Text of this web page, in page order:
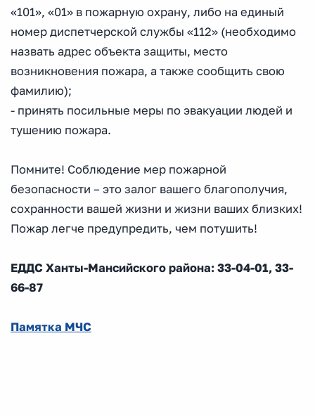
«101», «01» в пожарную охрану, либо на единый
номер диспетчерской службы «112» (необходимо
назвать адрес объекта защиты, место
возникновения пожара, а также сообщить свою
фамилию);
- принять посильные меры по эвакуации людей и
тушению пожара.
Помните! Соблюдение мер пожарной
безопасности – это залог вашего благополучия,
сохранности вашей жизни и жизни ваших близких!
Пожар легче предупредить, чем потушить!
ЕДДС Ханты-Мансийского района: 33-04-01, 33-
66-87
Памятка МЧС